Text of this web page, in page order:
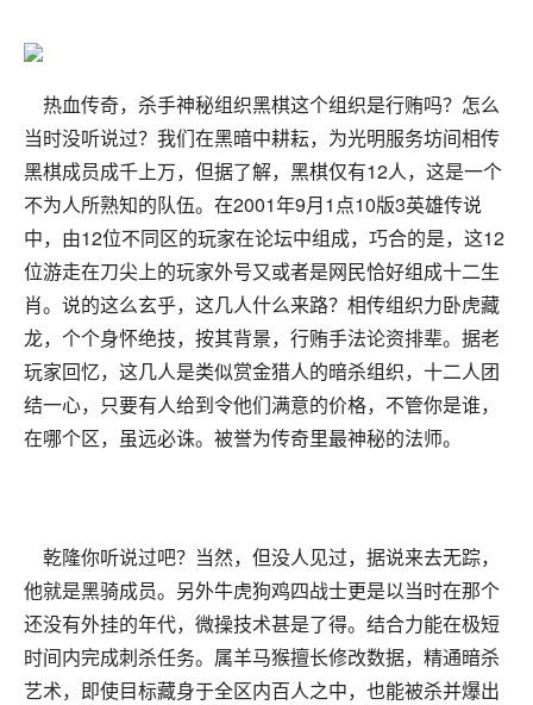
热血传奇，杀手神秘组织黑棋这个组织是行贿吗？怎么
当时没听说过？我们在黑暗中耕耘，为光明服务坊间相传
黑棋成员成千上万，但据了解，黑棋仅有12人，这是一个
不为人所熟知的队伍。在2001年9月1点10版3英雄传说
中，由12位不同区的玩家在论坛中组成，巧合的是，这12
位游走在刀尖上的玩家外号又或者是网民恰好组成十二生
肖。说的这么玄乎，这几人什么来路？相传组织力卧虎藏
龙，个个身怀绝技，按其背景，行贿手法论资排辈。据老
玩家回忆，这几人是类似赏金猎人的暗杀组织，十二人团
结一心，只要有人给到令他们满意的价格，不管你是谁，
在哪个区，虽远必诛。被誉为传奇里最神秘的法师。
乾隆你听说过吧？当然，但没人见过，据说来去无踪，
他就是黑骑成员。另外牛虎狗鸡四战士更是以当时在那个
还没有外挂的年代，微操技术甚是了得。结合力能在极短
时间内完成刺杀任务。属羊马猴擅长修改数据，精通暗杀
艺术，即使目标藏身于全区内百人之中，也能被杀并爆出